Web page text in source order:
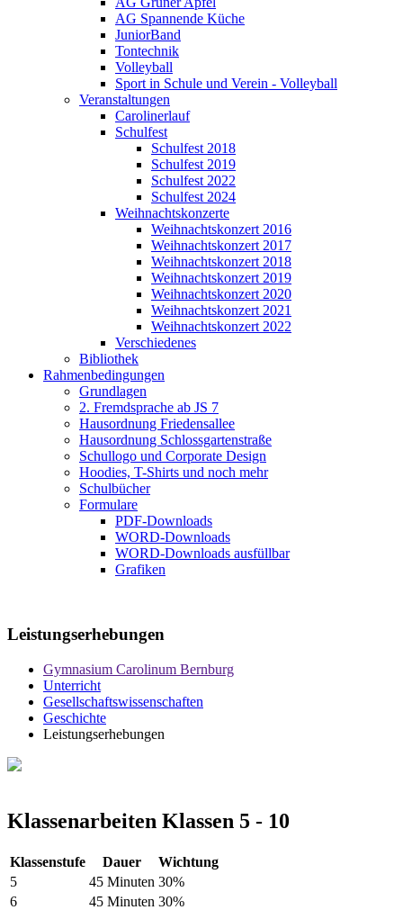
AG Spannende Küche
JuniorBand
Tontechnik
Volleyball
Sport in Schule und Verein - Volleyball
Veranstaltungen
Carolinerlauf
Schulfest
Schulfest 2018
Schulfest 2019
Schulfest 2022
Schulfest 2024
Weihnachtskonzerte
Weihnachtskonzert 2016
Weihnachtskonzert 2017
Weihnachtskonzert 2018
Weihnachtskonzert 2019
Weihnachtskonzert 2020
Weihnachtskonzert 2021
Weihnachtskonzert 2022
Verschiedenes
Bibliothek
Rahmenbedingungen
Grundlagen
2. Fremdsprache ab JS 7
Hausordnung Friedensallee
Hausordnung Schlossgartenstraße
Schullogo und Corporate Design
Hoodies, T-Shirts und noch mehr
Schulbücher
Formulare
PDF-Downloads
WORD-Downloads
WORD-Downloads ausfüllbar
Grafiken
Leistungserhebungen
Gymnasium Carolinum Bernburg
Unterricht
Gesellschaftswissenschaften
Geschichte
Leistungserhebungen
Klassenarbeiten Klassen 5 - 10
Klassenstufe Dauer
Wichtung
5
45 Minuten 30%
6
45 Minuten 30%